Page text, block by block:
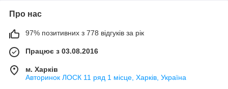
Про нас
97% позитивних з 778 відгуків за рік
Працює з 03.08.2016
м. Харків
Авторинок ЛОСК 11 ряд 1 місце, Харків, Україна